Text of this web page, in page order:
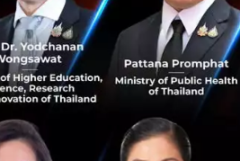
ด้จัดกิจกรรมให้กับกลุ่ม Startup
Executive Leadership Program”
ลุ่ม Founders ธุรกิจ Startup
Team